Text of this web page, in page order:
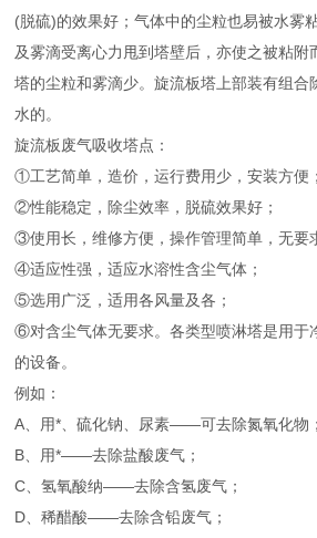
(脱硫)的效果好；气体中的尘粒也易被水雾
及雾滴受离心力甩到塔壁后，亦使之被粘附
塔的尘粒和雾滴少。旋流板塔上部装有组合
水的。
旋流板废气吸收塔点：
①工艺简单，造价，运行费用少，安装方便；
②性能稳定，除尘效率，脱硫效果好；
③使用长，维修方便，操作管理简单，无要
④适应性强，适应水溶性含尘气体；
⑤选用广泛，适用各风量及各；
⑥对含尘气体无要求。各类型喷淋塔是用于
的设备。
例如：
A、用*、硫化钠、尿素——可去除氮氧化物；
B、用*——去除盐酸废气；
C、氢氧酸纳——去除含氢废气；
D、稀醋酸——去除含铅废气；